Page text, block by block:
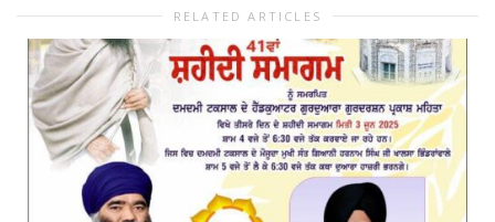
RELATED ARTICLES